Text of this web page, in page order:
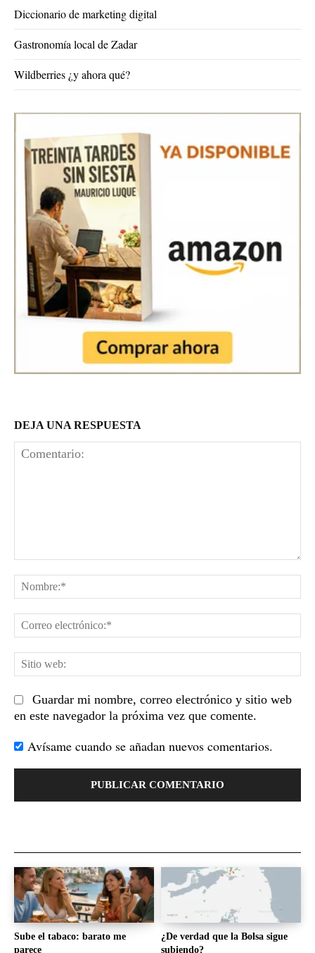
DEJA UNA RESPUESTA
Guardar mi nombre, correo electrónico y sitio web
en este navegador la próxima vez que comente.
Avísame cuando se añadan nuevos comentarios.
Diccionario de marketing digital
Gastronomía local de Zadar
Wildberries ¿y ahora qué?
Sube el tabaco: barato me
parece
¿De verdad que la Bolsa sigue
subiendo?